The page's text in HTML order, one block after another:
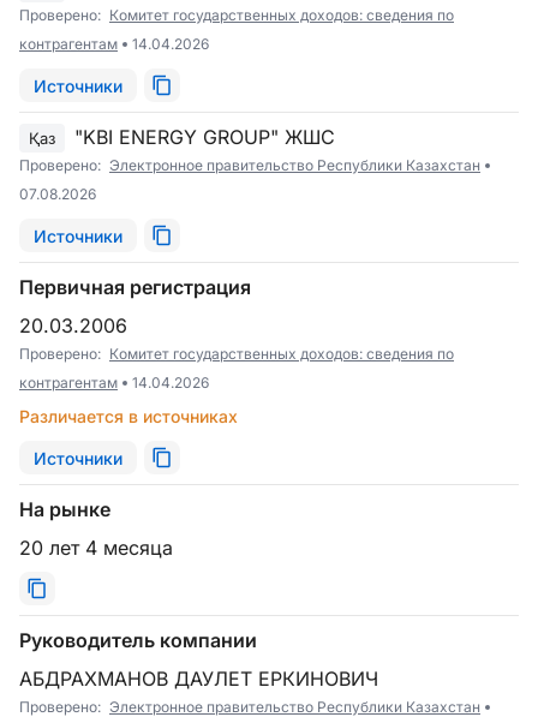
Проверено: Комитет государственных доходов: сведения по
контрагентам
14.04.2026
Источники
Қаз "KBI ENERGY GROUP" ЖШС
Проверено: Электронное правительство Республики Казахстан
07.08.2026
Источники
Первичная регистрация
20.03.2006
Проверено: Комитет государственных доходов: сведения по
контрагентам
14.04.2026
Различается в источниках
Источники
На рынке
20 лет 4 месяца
Руководитель компании
АБДРАХМАНОВ ДАУЛЕТ ЕРКИНОВИЧ
Проверено: Электронное правительство Республики Казахстан